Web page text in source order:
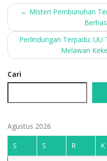
Post
navigation
← Misteri Pembunuhan
Perlindungan Terpadu: UU
Melawan
Cari
Agustus 2026
S S R K